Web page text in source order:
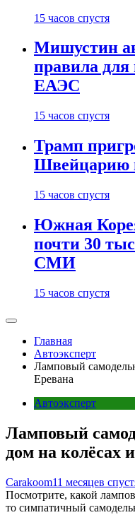
15 часов спустя
Мишустин
правила для
ЕАЭС
15 часов спустя
Трамп
Швейцарию
15 часов спустя
Южная
почти 30
СМИ
15 часов спустя
Главная
Автоэксперт
Ламповый
Еревана
Автоэксперт
Ламповый
дом на колёсах
Carakoom11 месяцев
Посмотрите, какой
то симпатичный